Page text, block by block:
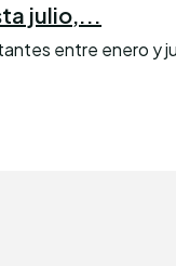
julio,...
entre enero y